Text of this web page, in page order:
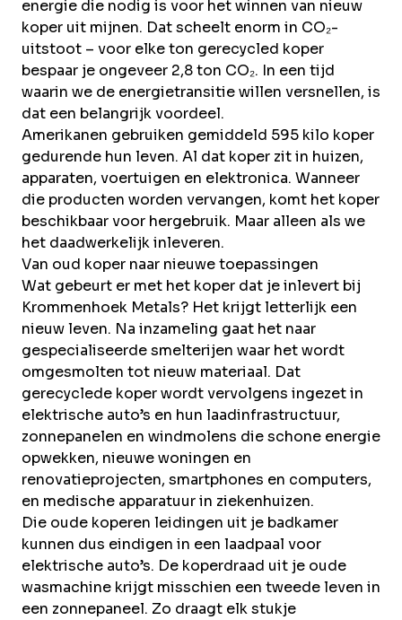
energie die nodig is voor het winnen van nieuw
koper uit mijnen. Dat scheelt enorm in CO₂-
uitstoot – voor elke ton gerecycled koper
bespaar je ongeveer 2,8 ton CO₂. In een tijd
waarin we de energietransitie willen versnellen, is
dat een belangrijk voordeel.
Amerikanen gebruiken gemiddeld 595 kilo koper
gedurende hun leven. Al dat koper zit in huizen,
apparaten, voertuigen en elektronica. Wanneer
die producten worden vervangen, komt het koper
beschikbaar voor hergebruik. Maar alleen als we
het daadwerkelijk inleveren.
Van oud koper naar nieuwe toepassingen
Wat gebeurt er met het koper dat je inlevert bij
Krommenhoek Metals? Het krijgt letterlijk een
nieuw leven. Na inzameling gaat het naar
gespecialiseerde smelterijen waar het wordt
omgesmolten tot nieuw materiaal. Dat
gerecyclede koper wordt vervolgens ingezet in
elektrische auto’s en hun laadinfrastructuur,
zonnepanelen en windmolens die schone energie
opwekken, nieuwe woningen en
renovatieprojecten, smartphones en computers,
en medische apparatuur in ziekenhuizen.
Die oude koperen leidingen uit je badkamer
kunnen dus eindigen in een laadpaal voor
elektrische auto’s. De koperdraad uit je oude
wasmachine krijgt misschien een tweede leven in
een zonnepaneel. Zo draagt elk stukje